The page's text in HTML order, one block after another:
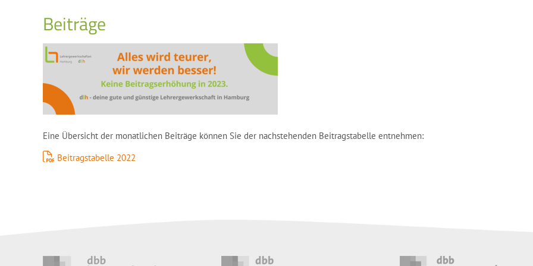
Beiträge
Eine Übersicht der monatlichen Beiträge können Sie der nachstehenden Beitragstabelle entnehmen:
Beitragstabelle 2022